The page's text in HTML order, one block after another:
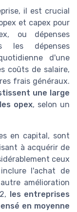
il est crucial
et capex pour
ou dépenses
les dépenses
d'une
coûts de salaire,
frais généraux.
une large
opex, selon un
en capital, sont
à acquérir de
ceux
l'achat de
amélioration
les entreprises
en moyenne